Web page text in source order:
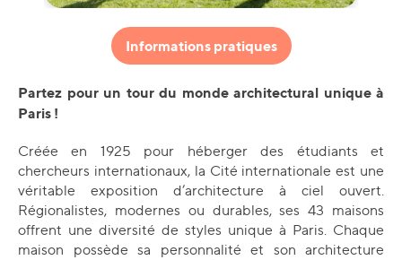
Informations pratiques
Partez pour un tour du monde architectural unique à
Paris !
Créée en 1925 pour héberger des étudiants et
chercheurs internationaux, la Cité internationale est une
véritable exposition d’architecture à ciel ouvert.
Régionalistes, modernes ou durables, ses 43 maisons
offrent une diversité de styles unique à Paris. Chaque
maison possède sa personnalité et son architecture